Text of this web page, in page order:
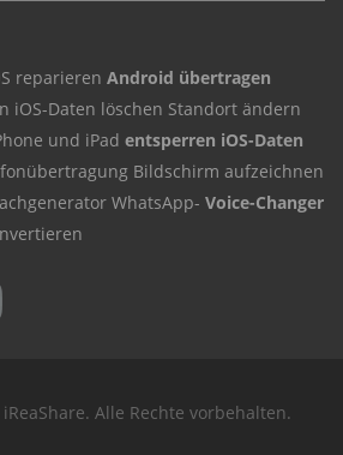
reparieren Android übertragen
iOS-Daten löschen Standort ändern
und iPad entsperren iOS-Daten
Bildschirm aufzeichnen
WhatsApp- Voice-Changer
Alle Rechte vorbehalten.